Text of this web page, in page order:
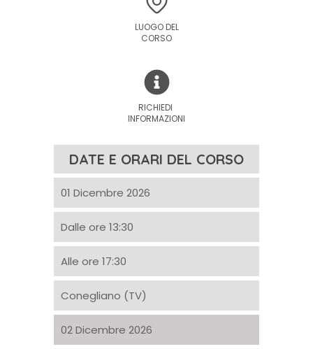
LUOGO DEL
CORSO
RICHIEDI
INFORMAZIONI
DATE E ORARI DEL CORSO
01 Dicembre 2026
Dalle ore 13:30
Alle ore 17:30
Conegliano (TV)
02 Dicembre 2026